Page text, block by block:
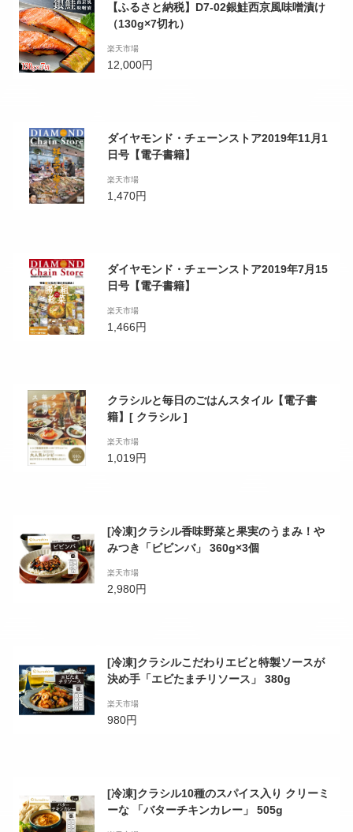
【ふるさと納税】D7-02銀鮭西京風味噌漬け
（130g×7切れ）
楽天市場
12,000円
ダイヤモンド・チェーンストア2019年11月1
日号【電子書籍】
楽天市場
1,470円
ダイヤモンド・チェーンストア2019年7月15
日号【電子書籍】
楽天市場
1,466円
クラシルと毎日のごはんスタイル【電子書
籍】[ クラシル ]
楽天市場
1,019円
[冷凍]クラシル香味野菜と果実のうまみ！や
みつき「ビビンバ」 360g×3個
楽天市場
2,980円
[冷凍]クラシルこだわりエビと特製ソースが
決め手「エビたまチリソース」 380g
楽天市場
980円
[冷凍]クラシル10種のスパイス入り クリーミ
ーな 「バターチキンカレー」 505g